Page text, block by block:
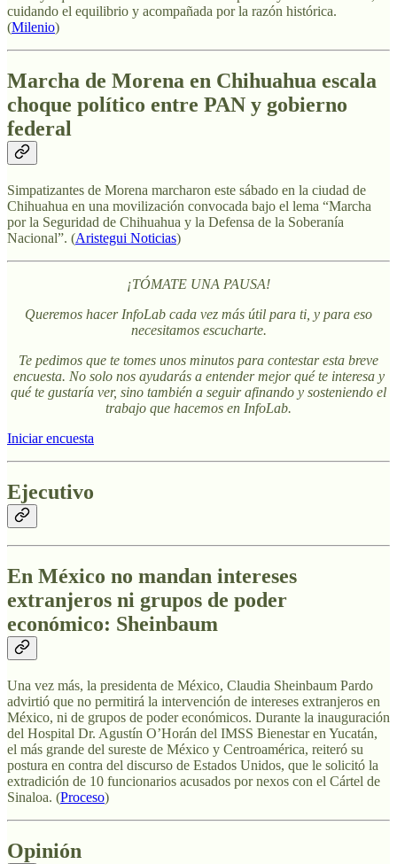
cuidando el equilibrio y acompañada por la razón histórica.
(Milenio)
Marcha de Morena en Chihuahua escala
choque político entre PAN y gobierno
federal
Simpatizantes de Morena marcharon este sábado en la ciudad de
Chihuahua en una movilización convocada bajo el lema “Marcha
por la Seguridad de Chihuahua y la Defensa de la Soberanía
Nacional”. (Aristegui Noticias)
¡TÓMATE UNA PAUSA!
Queremos hacer InfoLab cada vez más útil para ti, y para eso
necesitamos escucharte.
Te pedimos que te tomes unos minutos para contestar esta breve
encuesta. No solo nos ayudarás a entender mejor qué te interesa y
qué te gustaría ver, sino también a seguir afinando y sosteniendo el
trabajo que hacemos en InfoLab.
Iniciar encuesta
Ejecutivo
En México no mandan intereses
extranjeros ni grupos de poder
económico: Sheinbaum
Una vez más, la presidenta de México, Claudia Sheinbaum Pardo
advirtió que no permitirá la intervención de intereses extranjeros en
México, ni de grupos de poder económicos. Durante la inauguración
del Hospital Dr. Agustín O’Horán del IMSS Bienestar en Yucatán,
el más grande del sureste de México y Centroamérica, reiteró su
postura en contra del discurso de Estados Unidos, que le solicitó la
extradición de 10 funcionarios acusados por nexos con el Cártel de
Sinaloa. (Proceso)
Opinión